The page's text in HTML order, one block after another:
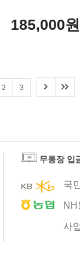
185,000원
2 3
무통장 입
국
사